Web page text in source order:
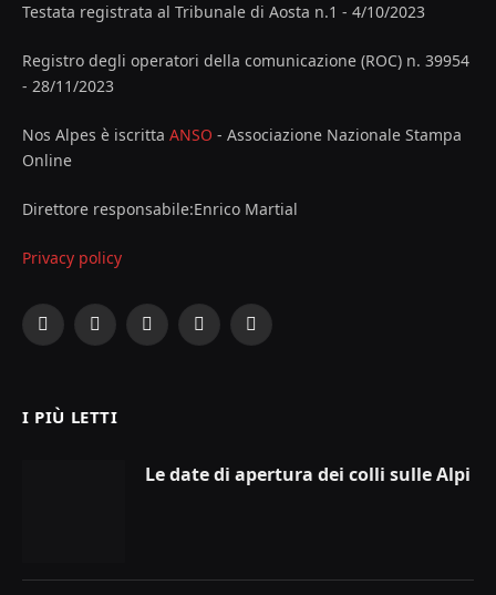
Testata registrata al Tribunale di Aosta n.1 - 4/10/2023
Registro degli operatori della comunicazione (ROC) n. 39954
- 28/11/2023
Nos Alpes è iscritta ANSO - Associazione Nazionale Stampa
Online
Direttore responsabile:Enrico Martial
Privacy policy
Facebook
X
InstagramYouTubeLinkedIn
I PIÙ LETTI
Le date di apertura dei colli sulle Alpi